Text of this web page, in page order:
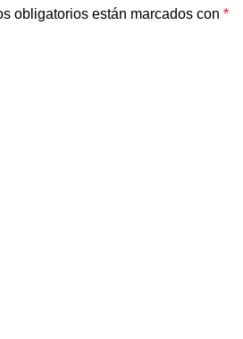
obligatorios están marcados con *